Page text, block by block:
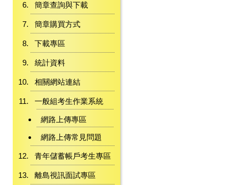
簡章查詢與下載
簡章購買方式
下載專區
統計資料
相關網站連結
一般組考生作業系統
網路上傳專區
網路上傳常見問題
青年儲蓄帳戶考生專區
離島視訊面試專區